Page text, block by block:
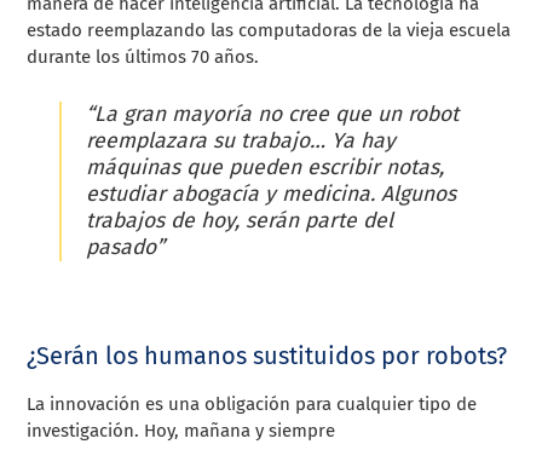
estado reemplazando las computadoras de la vieja escuela
durante los últimos 70 años.
“La gran mayoría no cree que un robot
reemplazara su trabajo… Ya hay
máquinas que pueden escribir notas,
estudiar abogacía y medicina. Algunos
trabajos de hoy, serán parte del
pasado”
¿Serán los humanos sustituidos por robots?
La innovación es una obligación para cualquier tipo de
investigación. Hoy, mañana y siempre